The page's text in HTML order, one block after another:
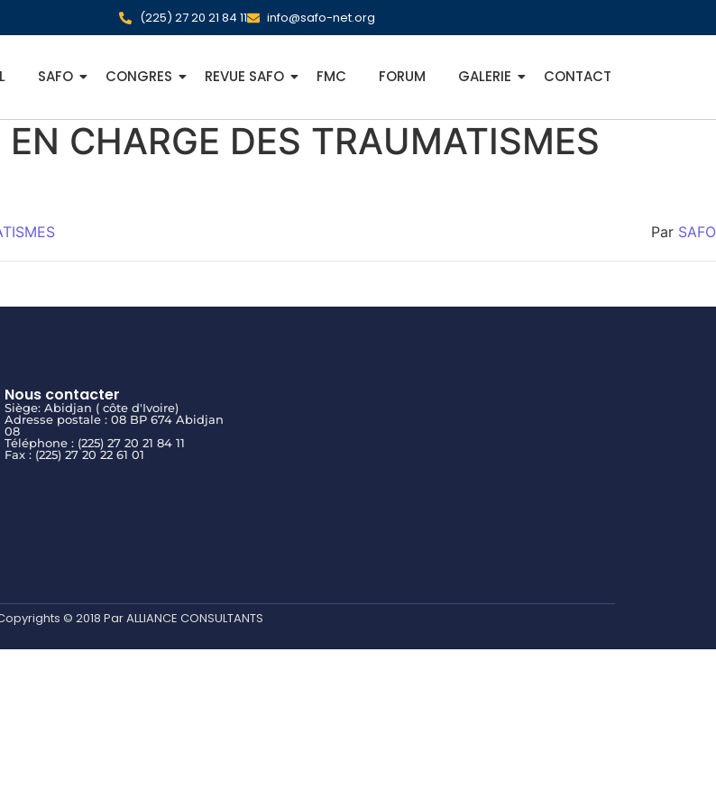
(225) 27 20 21 84 11 info@safo-net.org
SAFO CONGRES REVUE SAFO FMC FORUM GALERIE CONTACT
CHARGE DES TRAUMATISMES
Par SAFO
Nous contacter
Siège: Abidjan ( côte d'Ivoire)
Adresse postale : 08 BP 674 Abidjan
08
Téléphone : (225) 27 20 21 84 11
Fax : (225) 27 20 22 61 01
© 2018 Par ALLIANCE CONSULTANTS